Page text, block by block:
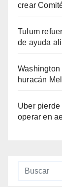
crear
Tulum
de ayuda
Washington
huracán
Uber
operar en